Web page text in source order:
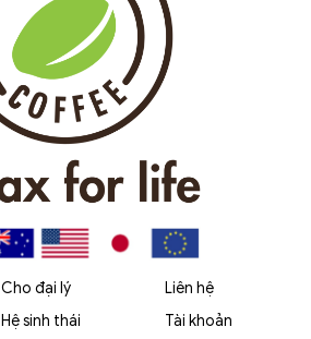
Cho đại lý
Hệ sinh thái
Liên hệ
Tài khoản